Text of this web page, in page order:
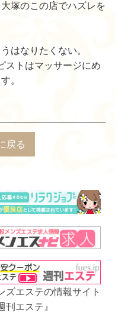
塚のこの店でハズレを
はなりたくない。
ストはマッサージにめ
。
戻る
ズエステの情報サイト
刊エステ』